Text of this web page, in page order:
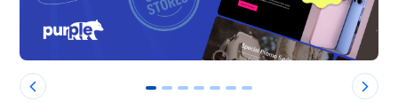
0 1 2 3 4 5 6